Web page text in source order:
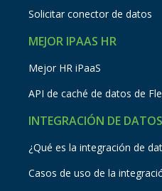
Solicitar conector de datos
MEJOR IPAAS HR
Mejor HR iPaaS
API de caché de datos de
INTEGRACIÓN DE
¿Qué es la integración de
Casos de uso de la